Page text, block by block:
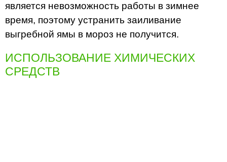
является невозможность работы в зимнее
время, поэтому устранить заиливание
выгребной ямы в мороз не получится.
ИСПОЛЬЗОВАНИЕ ХИМИЧЕСКИХ
СРЕДСТВ